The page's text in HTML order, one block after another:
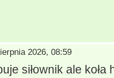
2026, 08:59
siłownik ale koła